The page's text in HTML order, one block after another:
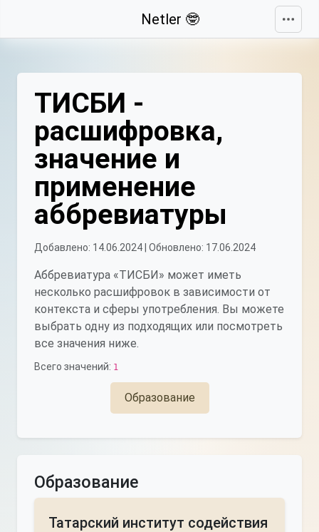
Netler 🤓
ТИСБИ -
расшифровка,
значение и
применение
аббревиатуры
Добавлено: 14.06.2024 | Обновлено: 17.06.2024
Аббревиатура «ТИСБИ» может иметь
несколько расшифровок в зависимости от
контекста и сферы употребления. Вы можете
выбрать одну из подходящих или посмотреть
все значения ниже.
Всего значений: 1
Образование
Образование
Татарский институт содействия